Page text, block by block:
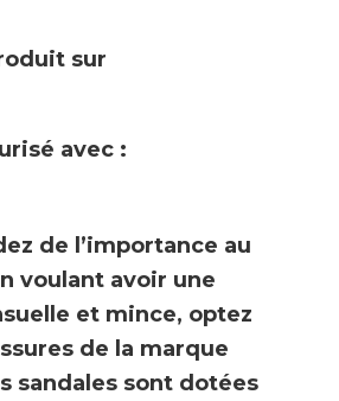
sur
avec :
de l’importance au
voulant avoir une
et mince, optez
de la marque
sandales sont dotées